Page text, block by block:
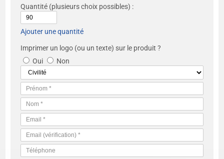
Quantité (plusieurs choix possibles) :
Ajouter une quantité
Imprimer un logo (ou un texte) sur le produit ?
Oui
Non